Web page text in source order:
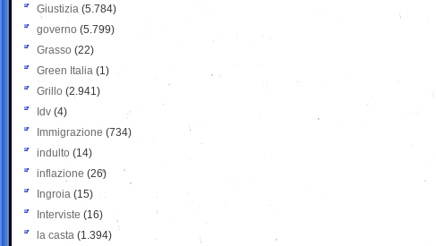
Giustizia (5.784)
governo (5.799)
Grasso (22)
Green Italia (1)
Grillo (2.941)
Idv (4)
Immigrazione (734)
indulto (14)
inflazione (26)
Ingroia (15)
Interviste (16)
la casta (1.394)